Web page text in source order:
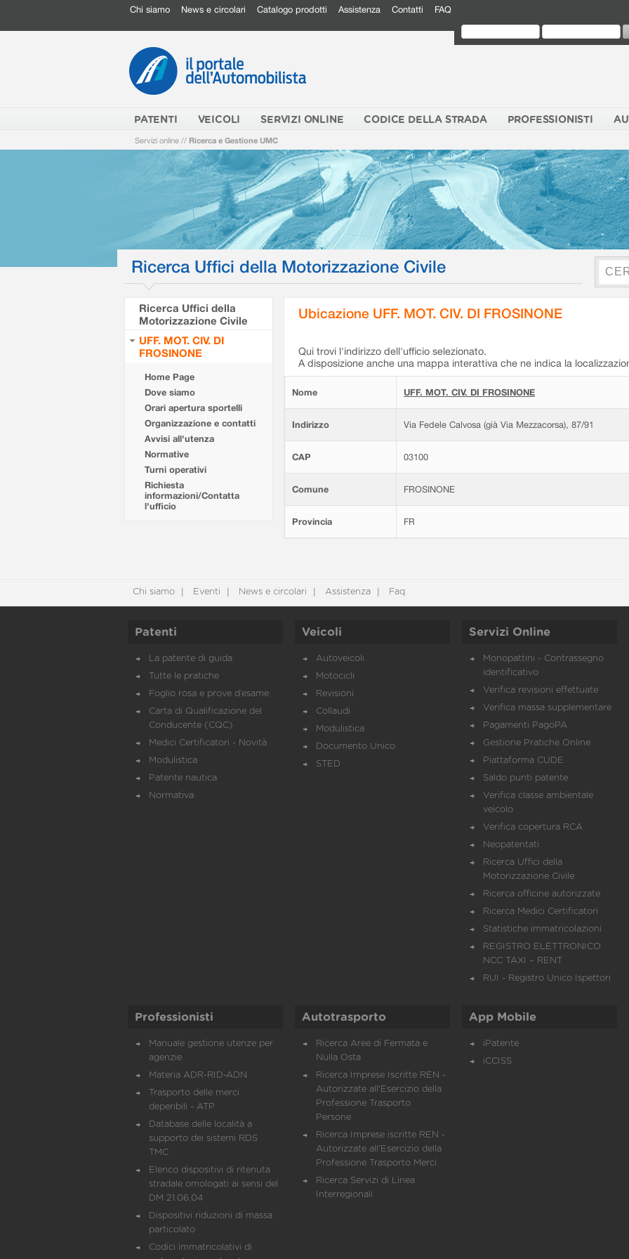
Chi siamo News e circolari Catalogo prodotti Assistenza Contatti FAQ
PATENTI VEICOLI SERVIZI ONLINE CODICE DELLA STRADA PROFESSIONISTI
Servizi online // Ricerca e Gestione UMC
Ricerca Uffici della Motorizzazione Civile
Ricerca Uffici della
Motorizzazione Civile
UFF. MOT. CIV. DI
FROSINONE
Home Page
Dove siamo
Orari apertura sportelli
Organizzazione e contatti
Avvisi all'utenza
Normative
Turni operativi
Richiesta
informazioni/Contatta
l'ufficio
Ubicazione UFF. MOT. CIV. DI FROSINONE
Qui trovi l'indirizzo dell'ufficio selezionato.
A disposizione anche una mappa interattiva che ne indica la
Nome UFF. MOT. CIV. DI FROSINONE
Indirizzo Via Fedele Calvosa (già Via Mezzacorsa), 87/91
CAP 03100
Comune FROSINONE
Provincia FR
Chi siamo Eventi News e circolari Assistenza Faq
Patenti
La patente di guida
Tutte le pratiche
Foglio rosa e prove d’esame
Carta di Qualificazione del
Conducente (CQC)
Medici Certificatori - Novità
Modulistica
Patente nautica
Normativa
Veicoli
Autoveicoli
Motocicli
Revisioni
Collaudi
Modulistica
Documento Unico
STED
Servizi Online
Monopattini - Contrassegno
identificativo
Verifica revisioni effettuate
Verifica massa supplementare
Pagamenti PagoPA
Gestione Pratiche Online
Piattaforma CUDE
Saldo punti patente
Verifica classe ambientale
veicolo
Verifica copertura RCA
Neopatentati
Ricerca Uffici della
Motorizzazione Civile
Ricerca officine autorizzate
Ricerca Medici Certificatori
Statistiche immatricolazioni
REGISTRO ELETTRONICO
NCC TAXI – RENT
RUI - Registro Unico Ispettori
Professionisti
Manuale gestione utenze per
agenzie
Materia ADR-RID-ADN
Trasporto delle merci
deperibili - ATP
Database delle località a
supporto dei sistemi RDS
TMC
Elenco dispositivi di ritenuta
stradale omologati ai sensi del
DM 21.06.04
Dispositivi riduzioni di massa
particolato
Codici immatricolativi di
Autotrasporto
Ricerca Aree di Fermata e
Nulla Osta
Ricerca Imprese Iscritte REN -
Autorizzate all'Esercizio della
Professione Trasporto
Persone
Ricerca Imprese iscritte REN -
Autorizzate all'Esercizio della
Professione Trasporto Merci
Ricerca Servizi di Linea
Interregionali
App Mobile
iPatente
iCCISS